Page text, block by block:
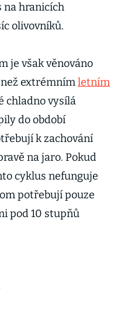
na hranicích
olivovníků.
je však věnováno
extrémnímletním
chladno vysílá
do období
k zachování
na jaro. Pokud
cyklus nefunguje
potřebují pouze
pod 10 stupňů